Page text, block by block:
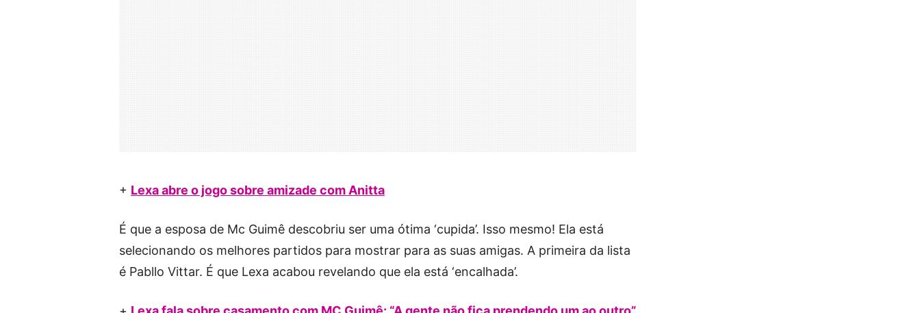
+ Lexa abre o jogo sobre amizade com Anitta
É que a esposa de Mc Guimê descobriu ser uma ótima ‘cupida’. Isso mesmo! Ela está
selecionando os melhores partidos para mostrar para as suas amigas. A primeira da lista
é Pabllo Vittar. É que Lexa acabou revelando que ela está ‘encalhada’.